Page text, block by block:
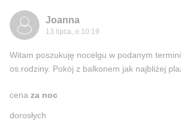
Joanna
13 lipca, o 10:19
Witam poszukuję nocelgu w podanym
os.rodziny. Pokój z balkonem jak najbliżej
cena za noc
dorosłych